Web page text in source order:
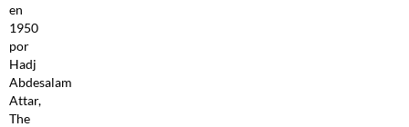
en
1950
por
Hadj
Abdesalam
Attar,
The